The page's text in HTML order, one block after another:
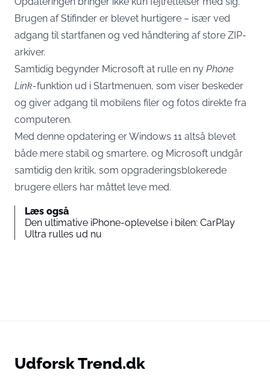
Brugen af Stifinder er blevet hurtigere – især ved
adgang til startfanen og ved håndtering af store ZIP-
arkiver.
Samtidig begynder Microsoft at rulle en ny Phone
Link-funktion ud i Startmenuen, som viser beskeder
og giver adgang til mobilens filer og fotos direkte fra
computeren.
Med denne opdatering er Windows 11 altså blevet
både mere stabil og smartere, og Microsoft undgår
samtidig den kritik, som opgraderingsblokerede
brugere ellers har måttet leve med.
Læs også
Den ultimative iPhone-oplevelse i bilen: CarPlay
Ultra rulles ud nu
Udforsk Trend.dk